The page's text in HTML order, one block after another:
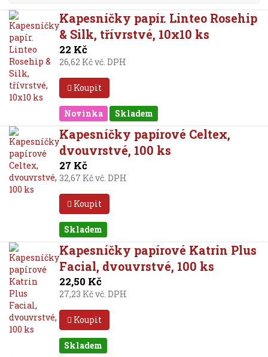
Kapesníčky papír. Linteo Rosehip
& Silk, třívrstvé, 10x10 ks
22 Kč
26,62 Kč vč. DPH
Koupit
Novinka Skladem
Kapesníčky papírové Celtex,
dvouvrstvé, 100 ks
27 Kč
32,67 Kč vč. DPH
Koupit
Skladem
Kapesníčky papírové Katrin Plus
Facial, dvouvrstvé, 100 ks
22,50 Kč
27,23 Kč vč. DPH
Koupit
Skladem